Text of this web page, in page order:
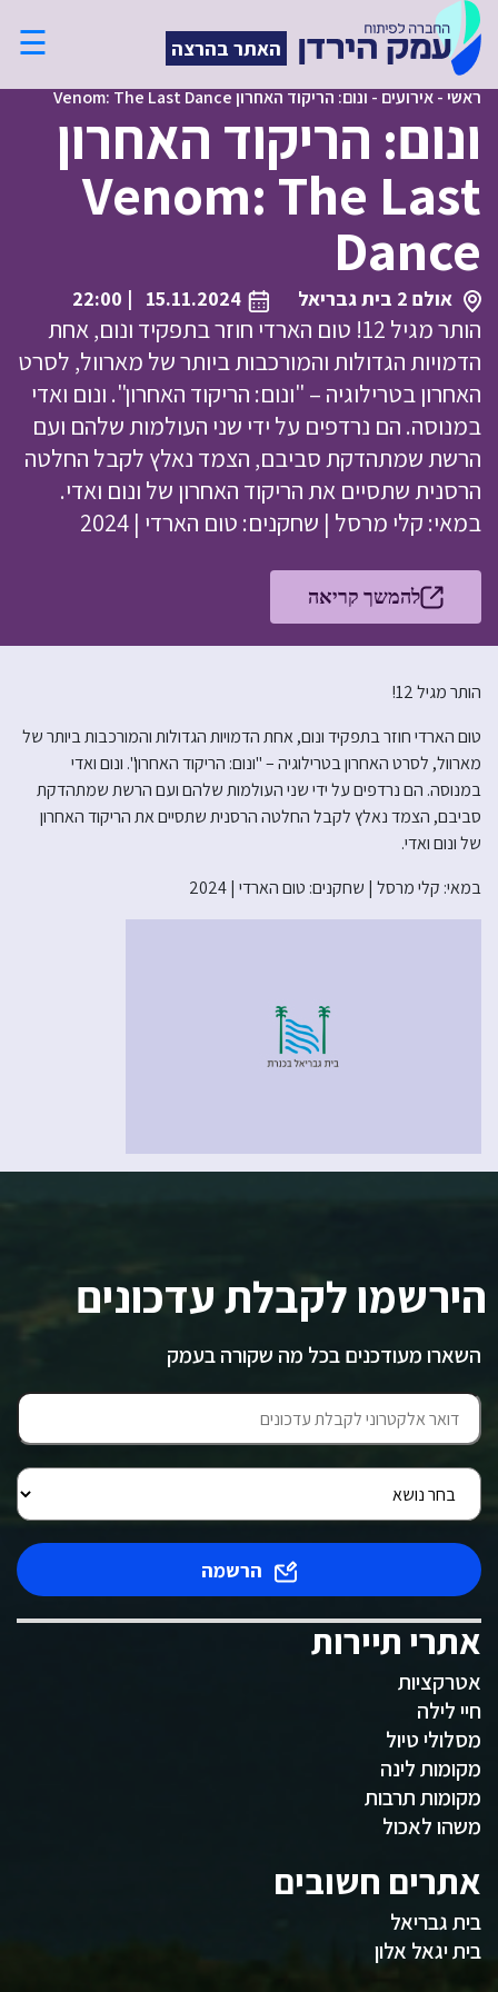
האתר בהרצה ☰
ראשי-אירועים - ונום: הריקוד האחרון Venom: The Last Dance
ונום: הריקוד האחרון
Venom: The Last
Dance
אולם 2 בית גבריאל 15.11.2024
| 22:00
הותר מגיל 12! טום הארדי חוזר בתפקיד ונום, אחת
הדמויות הגדולות והמורכבות ביותר של מארוול, לסרט
האחרון בטרילוגיה – "ונום: הריקוד האחרון". ונום ואדי
במנוסה. הם נרדפים על ידי שני העולמות שלהם ועם
הרשת שמתהדקת סביבם, הצמד נאלץ לקבל החלטה
הרסנית שתסיים את הריקוד האחרון של ונום ואדי.
במאי: קלי מרסל | שחקנים: טום הארדי | 2024
להמשך קריאה
הותר מגיל 12!
טום הארדי חוזר בתפקיד ונום, אחת הדמויות הגדולות והמורכבות ביותר של
מארוול, לסרט האחרון בטרילוגיה – "ונום: הריקוד האחרון". ונום ואדי
במנוסה. הם נרדפים על ידי שני העולמות שלהם ועם הרשת שמתהדקת
סביבם, הצמד נאלץ לקבל החלטה הרסנית שתסיים את הריקוד האחרון
של ונום ואדי.
במאי: קלי מרסל | שחקנים: טום הארדי | 2024
הירשמו לקבלת עדכונים
השארו מעודכנים בכל מה שקורה בעמק
הרשמה
אתרי תיירות
אטרקציות
חיי לילה
מסלולי טיול
מקומות לינה
מקומות תרבות
משהו לאכול
אתרים חשובים
בית גבריאל
בית יגאל אלון